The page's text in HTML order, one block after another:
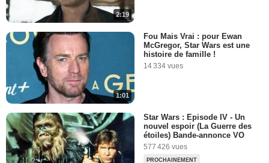
6:37
1:43
Star Wars par John Boyega,
Jennifer Lawrence, Matthew
Han Solo à la Star Wars
Celebration 2016
8 675 vues -Il y a 10 ans
2:19
1:01
Fou Mais Vrai : pour Ewan
McGregor, Star Wars est une
histoire de famille !
14 334 vues
Star Wars : Episode IV - Un
nouvel espoir (La Guerre des
étoiles) Bande-annonce VO
577 426 vues
PROCHAINEMENT